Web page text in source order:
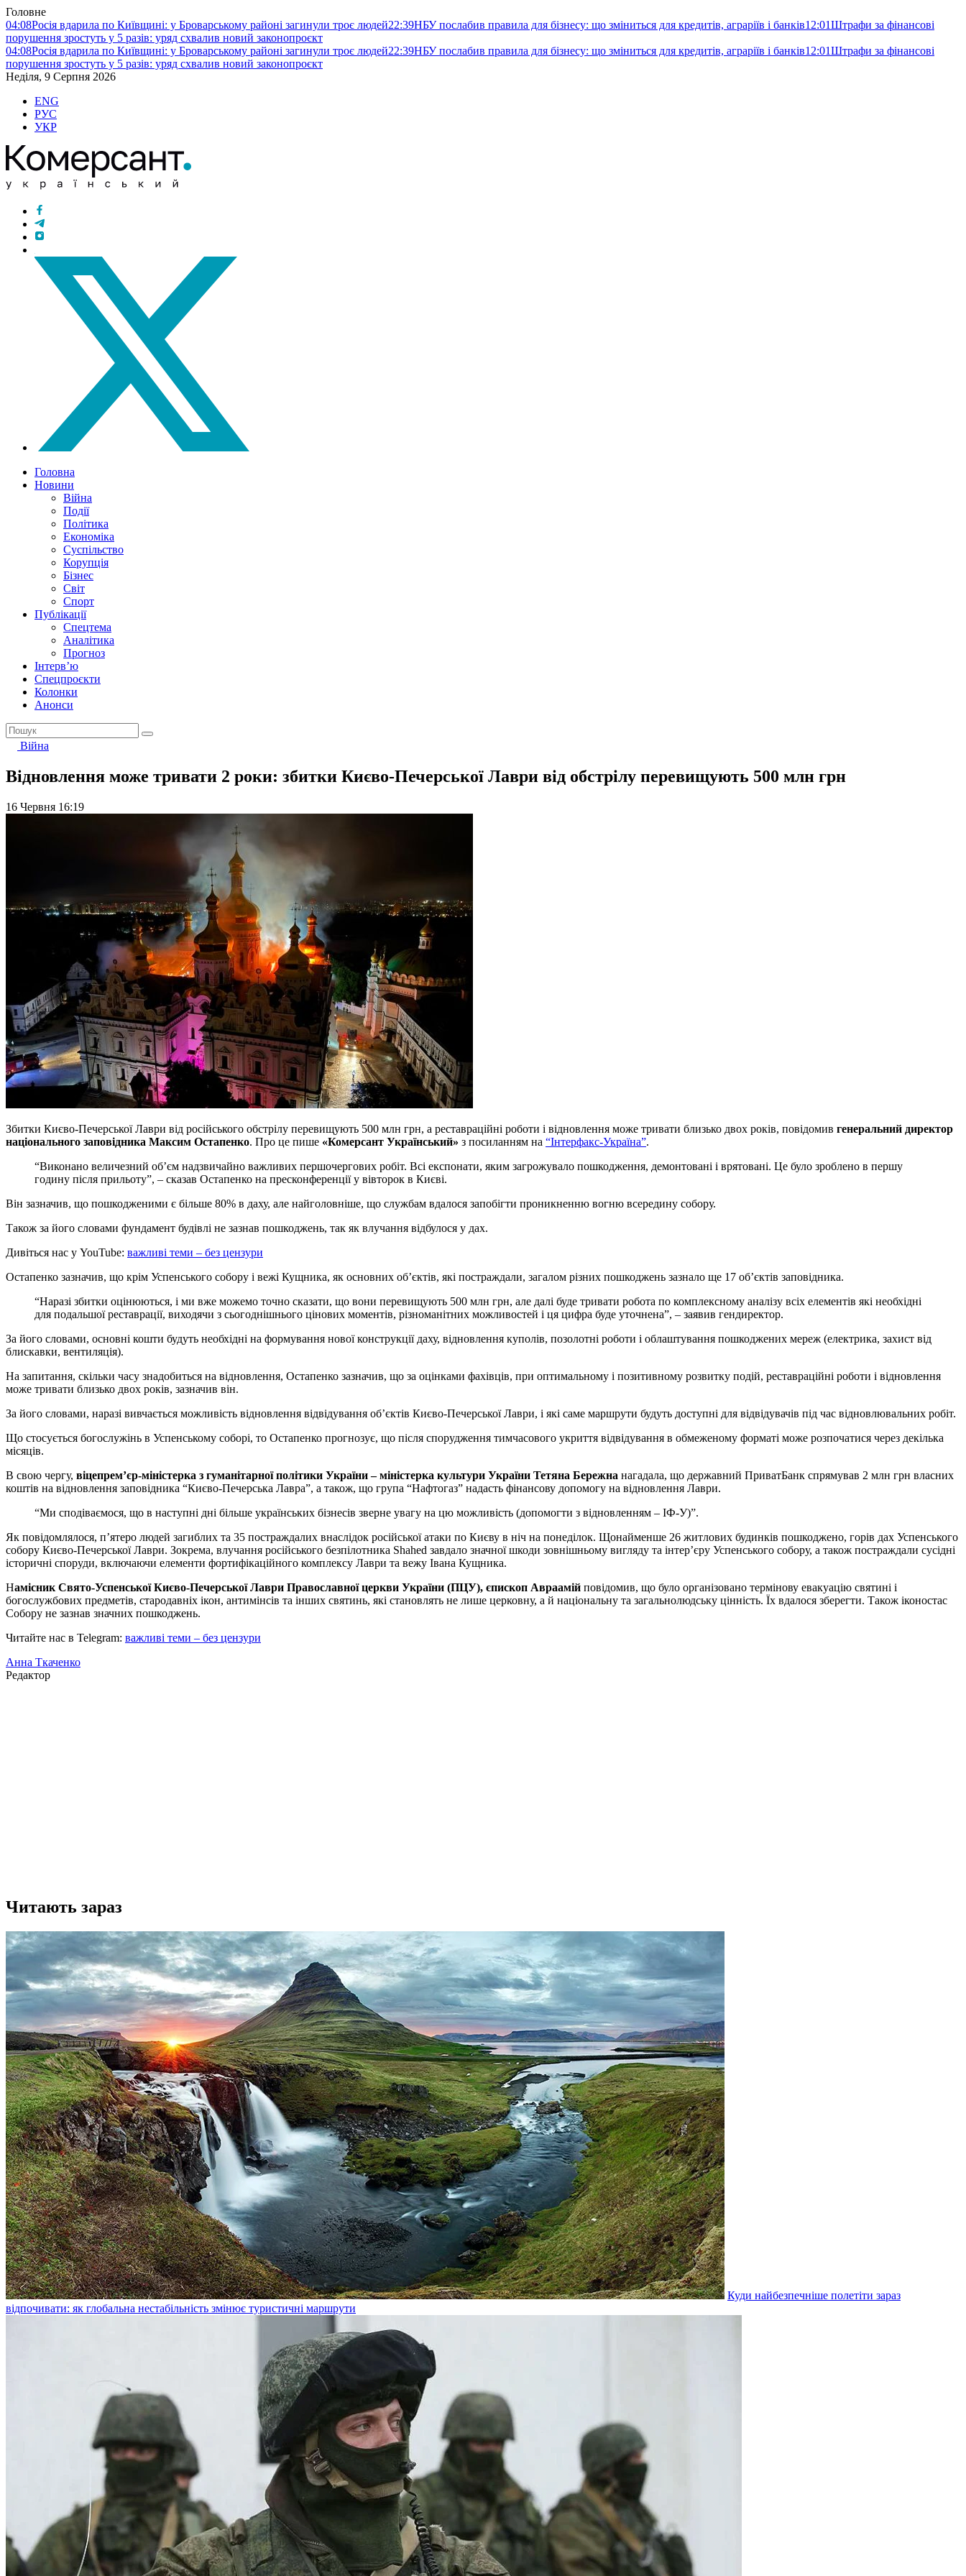
Головне
04:08Росія вдарила по Київщині: у Броварському районі загинули троє людей22:39НБУ послабив правила для бізнесу: що зміниться для кредитів, аграріїв і банків12:01Штрафи за фінансові
порушення зростуть у 5 разів: уряд схвалив новий законопроєкт
04:08Росія вдарила по Київщині: у Броварському районі загинули троє людей22:39НБУ послабив правила для бізнесу: що зміниться для кредитів, аграріїв і банків12:01Штрафи за фінансові
порушення зростуть у 5 разів: уряд схвалив новий законопроєкт
Неділя, 9 Серпня 2026
ENG
РУС
УКР
Головна
Новини
Війна
Події
Політика
Економіка
Суспільство
Корупція
Бізнес
Світ
Спорт
Публікації
Спецтема
Аналітика
Прогноз
Інтерв’ю
Спецпроєкти
Колонки
Анонси
Війна
Відновлення може тривати 2 роки: збитки Києво-Печерської Лаври від обстрілу перевищують 500 млн грн
16 Червня 16:19
Збитки Києво-Печерської Лаври від російського обстрілу перевищують 500 млн грн, а реставраційні роботи і відновлення може тривати близько двох років, повідомив генеральний директор
національного заповідника Максим Остапенко. Про це пише «Комерсант Український» з посиланням на “Інтерфакс-Україна”.
“Виконано величезний об’єм надзвичайно важливих першочергових робіт. Всі експонати, яким загрожувало пошкодження, демонтовані і врятовані. Це було зроблено в першу
годину після прильоту”, – сказав Остапенко на пресконференції у вівторок в Києві.
Він зазначив, що пошкодженими є більше 80% в даху, але найголовніше, що службам вдалося запобігти проникненню вогню всередину собору.
Також за його словами фундамент будівлі не зазнав пошкоджень, так як влучання відбулося у дах.
Дивіться нас у YouTube: важливі теми – без цензури
Остапенко зазначив, що крім Успенського собору і вежі Кущника, як основних об’єктів, які постраждали, загалом різних пошкоджень зазнало ще 17 об’єктів заповідника.
“Наразі збитки оцінюються, і ми вже можемо точно сказати, що вони перевищують 500 млн грн, але далі буде тривати робота по комплексному аналізу всіх елементів які необхідні
для подальшої реставрації, виходячи з сьогоднішнього цінових моментів, різноманітних можливостей і ця цифра буде уточнена”, – заявив гендиректор.
За його словами, основні кошти будуть необхідні на формування нової конструкції даху, відновлення куполів, позолотні роботи і облаштування пошкоджених мереж (електрика, захист від
блискавки, вентиляція).
На запитання, скільки часу знадобиться на відновлення, Остапенко зазначив, що за оцінками фахівців, при оптимальному і позитивному розвитку подій, реставраційні роботи і відновлення
може тривати близько двох років, зазначив він.
За його словами, наразі вивчається можливість відновлення відвідування об’єктів Києво-Печерської Лаври, і які саме маршрути будуть доступні для відвідувачів під час відновлювальних робіт.
Що стосується богослужінь в Успенському соборі, то Остапенко прогнозує, що після спорудження тимчасового укриття відвідування в обмеженому форматі може розпочатися через декілька
місяців.
В свою чергу, віцепрем’єр-міністерка з гуманітарної політики України – міністерка культури України Тетяна Бережна нагадала, що державний ПриватБанк спрямував 2 млн грн власних
коштів на відновлення заповідника “Києво-Печерська Лавра”, а також, що група “Нафтогаз” надасть фінансову допомогу на відновлення Лаври.
“Ми сподіваємося, що в наступні дні більше українських бізнесів зверне увагу на цю можливість (допомогти з відновленням – ІФ-У)”.
Як повідомлялося, п’ятеро людей загиблих та 35 постраждалих внаслідок російської атаки по Києву в ніч на понеділок. Щонайменше 26 житлових будинків пошкоджено, горів дах Успенського
собору Києво-Печерської Лаври. Зокрема, влучання російського безпілотника Shahed завдало значної шкоди зовнішньому вигляду та інтер’єру Успенського собору, а також постраждали сусідні
історичні споруди, включаючи елементи фортифікаційного комплексу Лаври та вежу Івана Кущника.
Намісник Свято-Успенської Києво-Печерської Лаври Православної церкви України (ПЦУ), єпископ Авраамій повідомив, що було організовано термінову евакуацію святині і
богослужбових предметів, стародавніх ікон, антимінсів та інших святинь, які становлять не лише церковну, а й національну та загальнолюдську цінність. Їх вдалося зберегти. Також іконостас
Собору не зазнав значних пошкоджень.
Читайте нас в Telegram: важливі теми – без цензури
Анна Ткаченко
Редактор
Читають зараз
Куди найбезпечніше полетіти зараз
відпочивати: як глобальна нестабільність змінює туристичні маршрути